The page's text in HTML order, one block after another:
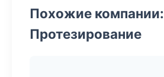
Похожие компании:
Протезирование